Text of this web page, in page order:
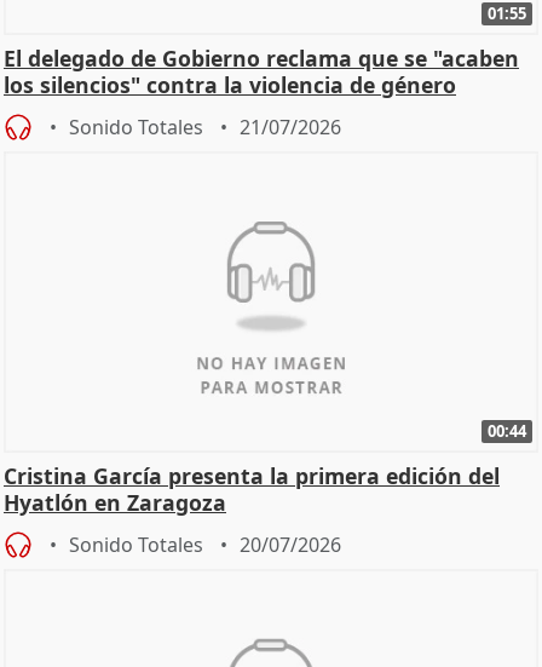
01:55
El delegado de Gobierno reclama que se "acaben
los silencios" contra la violencia de género
Sonido Totales 21/07/2026
00:44
Cristina García presenta la primera edición del
Hyatlón en Zaragoza
Sonido Totales 20/07/2026